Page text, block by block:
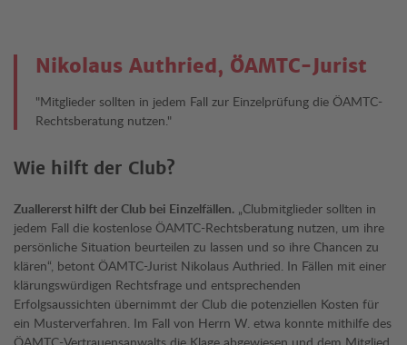
Nikolaus Authried, ÖAMTC-Jurist
"Mitglieder sollten in jedem Fall zur Einzelprüfung die ÖAMTC-
Rechts­beratung nutzen."
Wie hilft der Club?
Zuallererst hilft der Club bei Einzelfällen. „Clubmitglieder sollten in
jedem Fall die kostenlose ÖAMTC-Rechtsberatung nutzen, um ihre
persönliche Situation beurteilen zu lassen und so ihre Chancen zu
klären“, betont ÖAMTC-Jurist Nikolaus Authried. In Fällen mit einer
klärungswürdigen Rechtsfrage und entsprechenden
Erfolgsaussichten übernimmt der Club die potenziellen Kosten für
ein Musterverfahren. Im Fall von Herrn W. etwa konnte mithilfe des